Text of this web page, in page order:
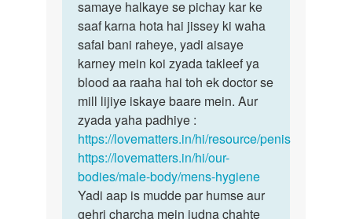
Land
mund
nahi
khulta
hai
by
Akash
bete
is
skin
ko…
samaye halkaye se pichay kar ke
saaf karna hota hai jissey ki waha
safai bani raheye, yadi aisaye
karney mein koi zyada takleef ya
blood aa raaha hai toh ek doctor se
mill lijiye iskaye baare mein. Aur
zyada yaha padhiye :
https://lovematters.in/hi/resource/penis
https://lovematters.in/hi/our-
bodies/male-body/mens-hygiene
Yadi aap is mudde par humse aur
gehri charcha mein judna chahte